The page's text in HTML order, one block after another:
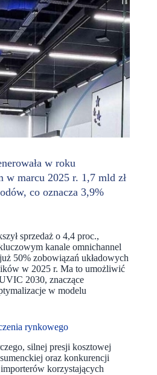
w roku
w marcu 2025 r. 1,7 mld zł
co oznacza 3,9%
sprzedaż o 4,4 proc.,
kanale omnichannel
50% zobowiązań układowych
w 2025 r. Ma to umożliwić
2030, znaczące
w modelu
rynkowego
silnej presji kosztowej
oraz konkurencji
korzystających